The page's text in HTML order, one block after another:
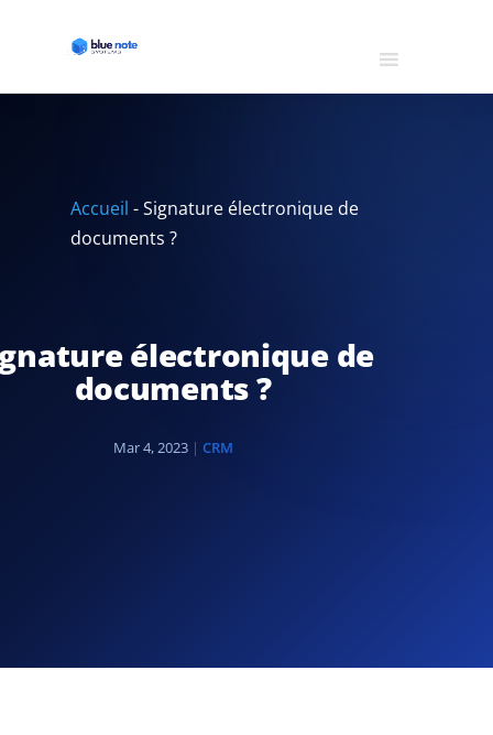
Accueil -Signature électronique de
documents ?
électronique de
documents ?
Mar 4, 2023| CRM